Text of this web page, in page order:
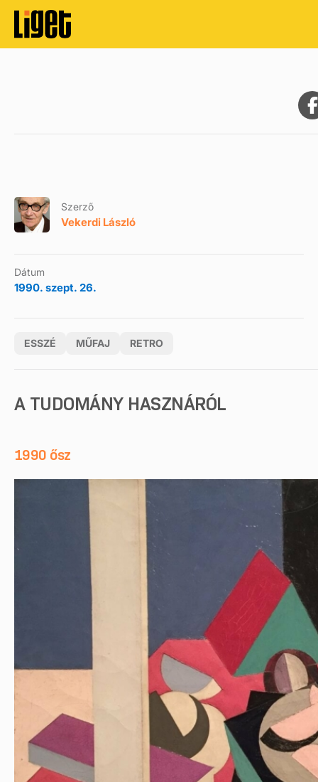
Szerző
Vekerdi László
Dátum
1990. szept. 26.
ESSZÉ MŰFAJ RETRO
A TUDOMÁNY HASZNÁRÓL
1990 ősz